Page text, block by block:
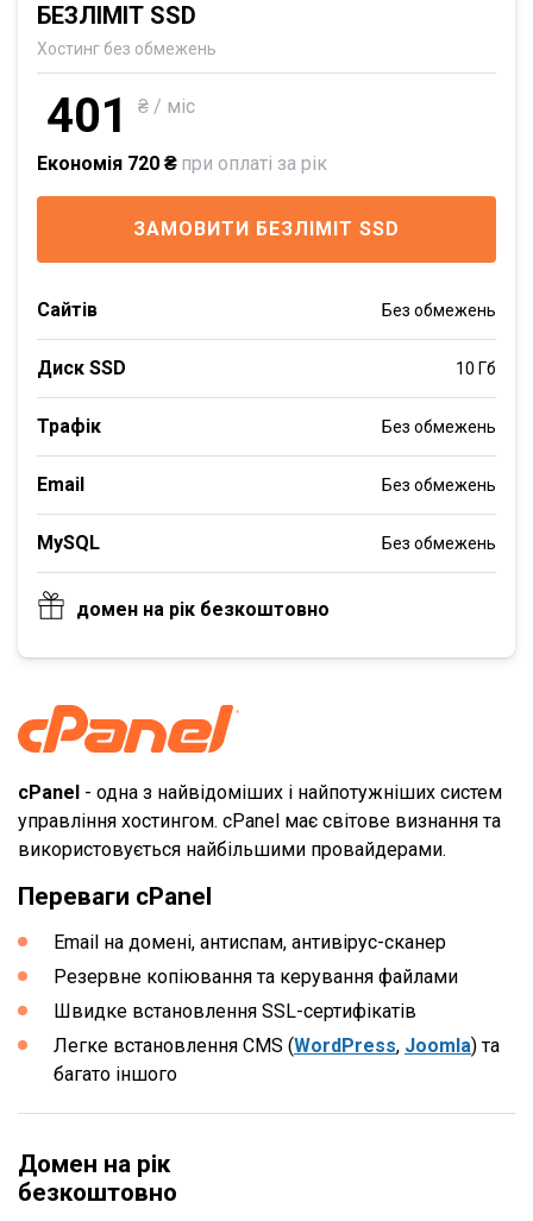
БЕЗЛІМІТ SSD
Хостинг без обмежень
401 ₴ / міс
Економія 720 ₴ при оплаті за рік
ЗАМОВИТИ БЕЗЛІМІТ SSD
Сайтів Без обмежень
Диск SSD 10 Гб
Трафік Без обмежень
Email Без обмежень
MySQL Без обмежень
домен на рік безкоштовно
cPanel - одна з найвідоміших і найпотужніших систем
управління хостингом. cPanel має світове визнання та
використовується найбільшими провайдерами.
Переваги cPanel
Email на домені, антиспам, антивірус-сканер
Резервне копіювання та керування файлами
Швидке встановлення SSL-сертифікатів
Легке встановлення CMS (WordPress, Joomla) та
багато іншого
Домен на рік
безкоштовно